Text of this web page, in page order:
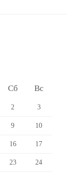
Сб Вс
2 3
9 10
16 17
23 24